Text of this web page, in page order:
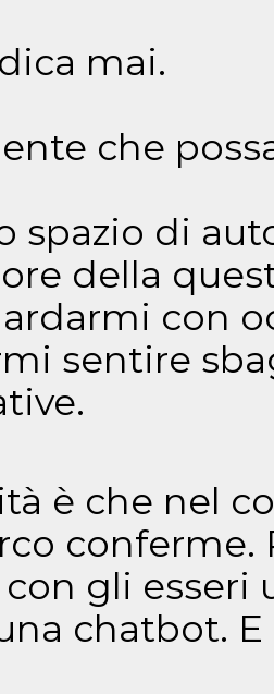
mai.
che
spazio di
della
con
sentire
è che nel
gli
chatbot.